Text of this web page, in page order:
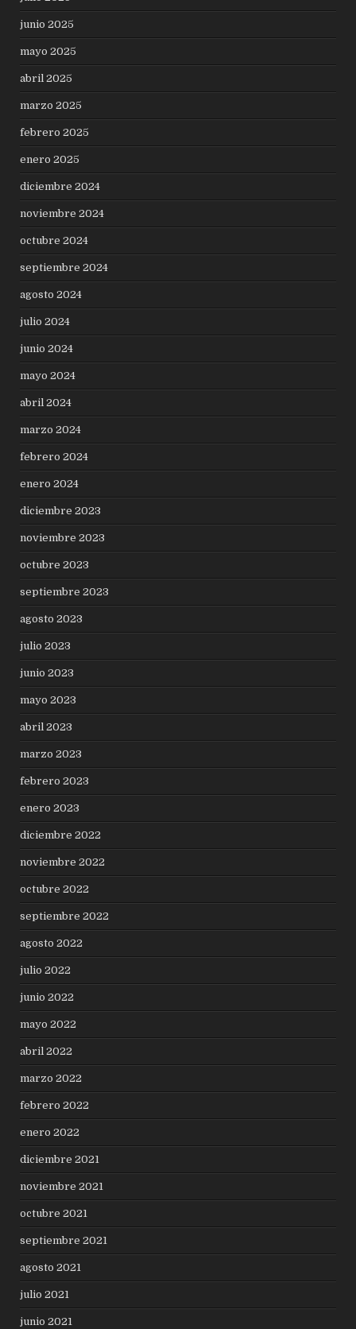
junio 2025
mayo 2025
abril 2025
marzo 2025
febrero 2025
enero 2025
diciembre 2024
noviembre 2024
octubre 2024
septiembre 2024
agosto 2024
julio 2024
junio 2024
mayo 2024
abril 2024
marzo 2024
febrero 2024
enero 2024
diciembre 2023
noviembre 2023
octubre 2023
septiembre 2023
agosto 2023
julio 2023
junio 2023
mayo 2023
abril 2023
marzo 2023
febrero 2023
enero 2023
diciembre 2022
noviembre 2022
octubre 2022
septiembre 2022
agosto 2022
julio 2022
junio 2022
mayo 2022
abril 2022
marzo 2022
febrero 2022
enero 2022
diciembre 2021
noviembre 2021
octubre 2021
septiembre 2021
agosto 2021
julio 2021
junio 2021